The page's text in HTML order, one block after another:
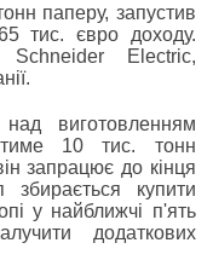
паперу, запустив
тис. євро доходу.
Schneider Electric,
виготовленням
10 тис. тонн
запрацює до кінця
купити
у найближчі п'ять
додаткових